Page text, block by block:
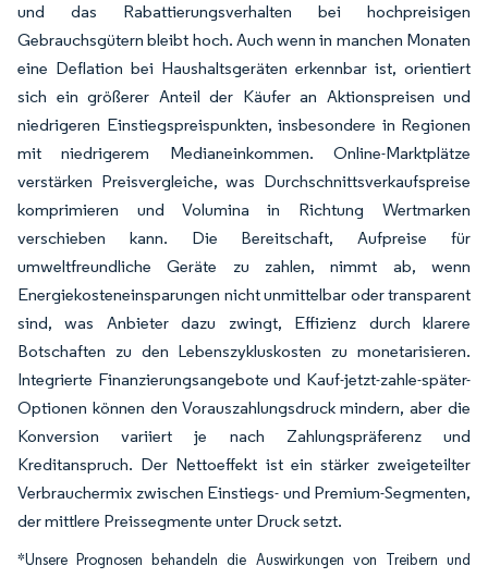
und das Rabattierungsverhalten bei hochpreisigen
Gebrauchsgütern bleibt hoch. Auch wenn in manchen Monaten
eine Deflation bei Haushaltsgeräten erkennbar ist, orientiert
sich ein größerer Anteil der Käufer an Aktionspreisen und
niedrigeren Einstiegspreispunkten, insbesondere in Regionen
mit niedrigerem Medianeinkommen. Online-Marktplätze
verstärken Preisvergleiche, was Durchschnittsverkaufspreise
komprimieren und Volumina in Richtung Wertmarken
verschieben kann. Die Bereitschaft, Aufpreise für
umweltfreundliche Geräte zu zahlen, nimmt ab, wenn
Energiekosteneinsparungen nicht unmittelbar oder transparent
sind, was Anbieter dazu zwingt, Effizienz durch klarere
Botschaften zu den Lebenszykluskosten zu monetarisieren.
Integrierte Finanzierungsangebote und Kauf-jetzt-zahle-später-
Optionen können den Vorauszahlungsdruck mindern, aber die
Konversion variiert je nach Zahlungspräferenz und
Kreditanspruch. Der Nettoeffekt ist ein stärker zweigeteilter
Verbrauchermix zwischen Einstiegs- und Premium-Segmenten,
der mittlere Preissegmente unter Druck setzt.
*Unsere Prognosen behandeln die Auswirkungen von Treibern und